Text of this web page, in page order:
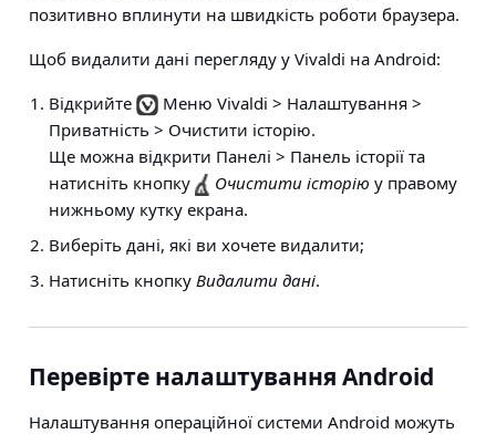
позитивно вплинути на швидкість роботи браузера.
Щоб видалити дані перегляду у Vivaldi на Android:
Відкрийте
Меню Vivaldi > Налаштування >
Приватність > Очистити історію.
Ще можна відкрити Панелі > Панель історії та
натисніть кнопку
Очистити історію у правому
нижньому кутку екрана.
Виберіть дані, які ви хочете видалити;
Натисніть кнопку Видалити дані.
Перевірте налаштування Android
Налаштування операційної системи Android можуть